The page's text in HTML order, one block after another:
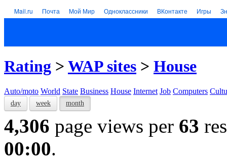
Mail.ru Почта Мой Мир Одноклассники ВКонтакте Игры
Rating > WAP sites > House
Auto/moto World State Business House Internet Job Computers
day week month
4,306 page views per 63
00:00.